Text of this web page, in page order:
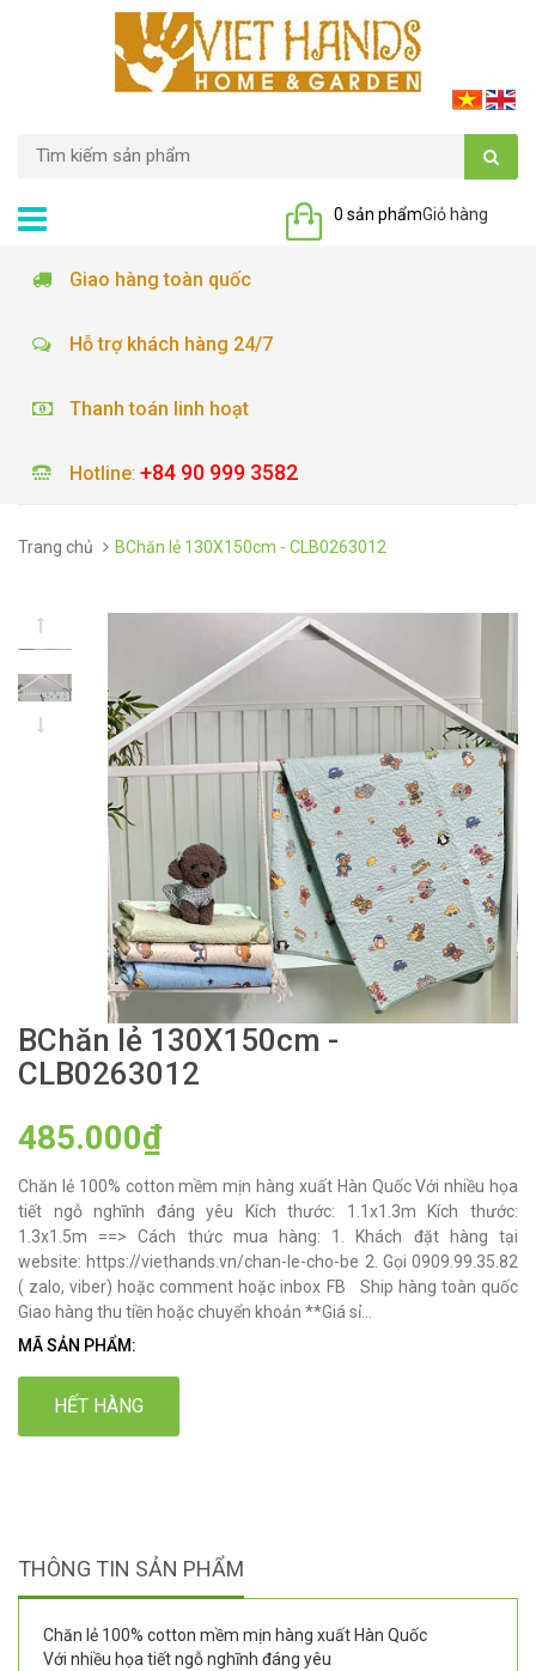
Giỏ hàng
0 sản phẩm
Giao hàng toàn quốc
Hỗ trợ khách hàng 24/7
Thanh toán linh hoạt
Hotline: +84 90 999 3582
Trang chủ BChăn lẻ 130X150cm - CLB0263012
BChăn lẻ 130X150cm -
CLB0263012
485.000₫
Chăn lẻ 100% cotton mềm mịn hàng xuất Hàn Quốc Với nhiều họa
tiết ngỗ nghĩnh đáng yêu Kích thước: 1.1x1.3m Kích thước:
1.3x1.5m ==> Cách thức mua hàng: 1. Khách đặt hàng tại
website: https://viethands.vn/chan-le-cho-be 2. Gọi 0909.99.35.82
( zalo, viber) hoặc comment hoặc inbox FB Ship hàng toàn quốc
Giao hàng thu tiền hoặc chuyển khoản **Giá sỉ...
MÃ SẢN PHẨM:
HẾT HÀNG
THÔNG TIN SẢN PHẨM
Chăn lẻ 100% cotton mềm mịn hàng xuất Hàn Quốc
Với nhiều họa tiết ngỗ nghĩnh đáng yêu